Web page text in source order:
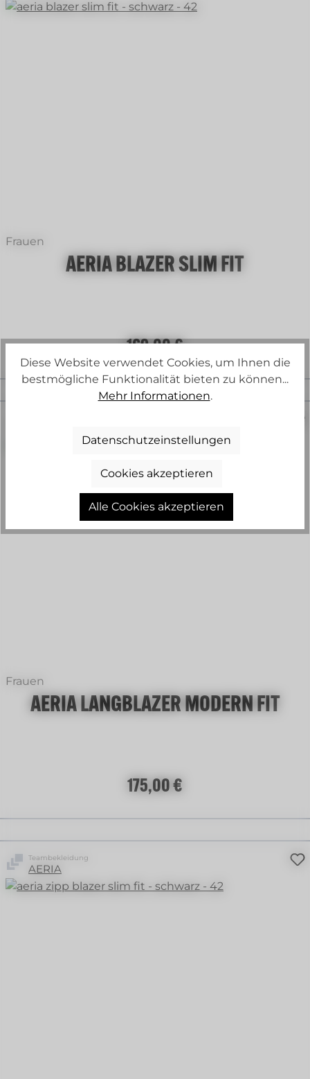
Frauen
AERIA BLAZER SLIM FIT
Regulärer Preis:
169,00 €
Frauen
AERIA LANGBLAZER MODERN FIT
Regulärer Preis:
175,00 €
Teambekleidung
AERIA
Diese Website verwendet Cookies, um Ihnen die
bestmögliche Funktionalität bieten zu können...
Mehr Informationen.
Datenschutzeinstellungen
Cookies akzeptieren
Alle Cookies akzeptieren